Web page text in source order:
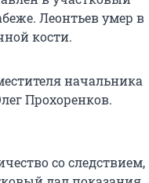
Леонтьев умер в
кости.
начальника
Прохоренков.
со следствием,